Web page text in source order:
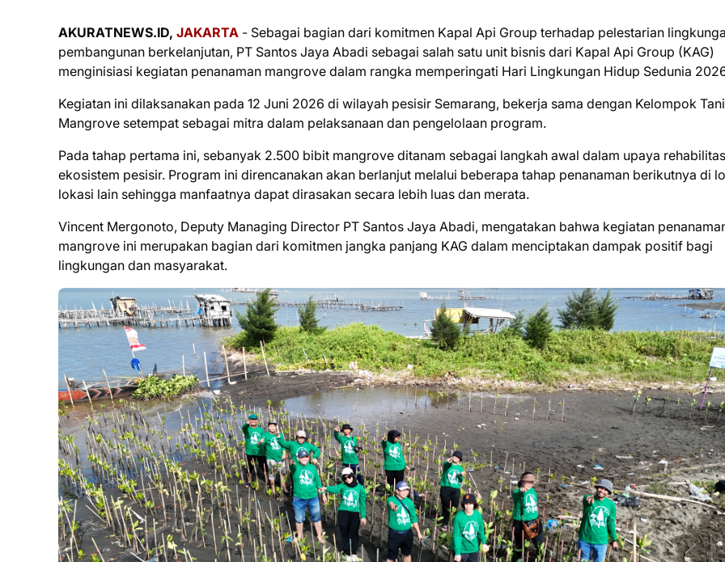
AKURATNEWS.ID, JAKARTA - Sebagai bagian dari komitmen Kapal Api Group terhadap pelestarian
pembangunan berkelanjutan, PT Santos Jaya Abadi sebagai salah satu unit bisnis dari Kapal Api Group (KAG)
menginisiasi kegiatan penanaman mangrove dalam rangka memperingati Hari Lingkungan Hidup Sedunia
Kegiatan ini dilaksanakan pada 12 Juni 2026 di wilayah pesisir Semarang, bekerja sama dengan Kelompok Tani
Mangrove setempat sebagai mitra dalam pelaksanaan dan pengelolaan program.
Pada tahap pertama ini, sebanyak 2.500 bibit mangrove ditanam sebagai langkah awal dalam upaya
ekosistem pesisir. Program ini direncanakan akan berlanjut melalui beberapa tahap penanaman berikutnya di
lokasi lain sehingga manfaatnya dapat dirasakan secara lebih luas dan merata.
Vincent Mergonoto, Deputy Managing Director PT Santos Jaya Abadi, mengatakan bahwa kegiatan
mangrove ini merupakan bagian dari komitmen jangka panjang KAG dalam menciptakan dampak positif bagi
lingkungan dan masyarakat.